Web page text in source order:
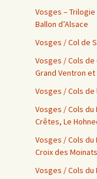
Vosges –
Ballon d’Alsace
Vosges / Col de
Vosges / Cols
Grand Ventron
Vosges / Cols
Vosges / Cols du
Crêtes, Le
Vosges / Cols
Croix des
Vosges / Cols